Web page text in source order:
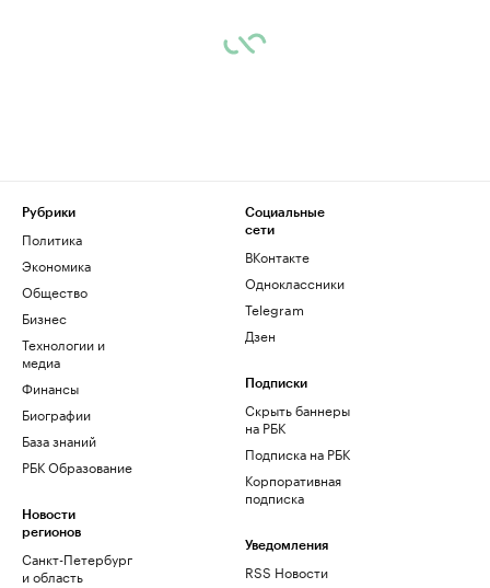
Рубрики
Политика
Экономика
Общество
Бизнес
Технологии и
медиа
Финансы
Биографии
База знаний
РБК Образование
Новости
регионов
Санкт-Петербург
и область
Социальные
сети
ВКонтакте
Одноклассники
Telegram
Дзен
Подписки
Скрыть баннеры
на РБК
Подписка на РБК
Корпоративная
подписка
Уведомления
RSS Новости